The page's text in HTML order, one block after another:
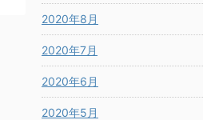
2020年8月
2020年7月
2020年6月
2020年5月